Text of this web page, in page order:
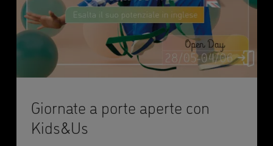
Giornate a porte aperte con
Kids&Us